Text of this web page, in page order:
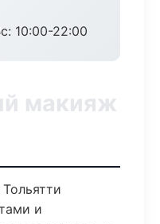
10:00-22:00
макияж
и